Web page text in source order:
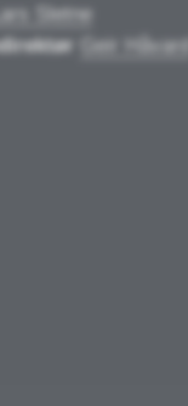
Sletne
Geir Håvard